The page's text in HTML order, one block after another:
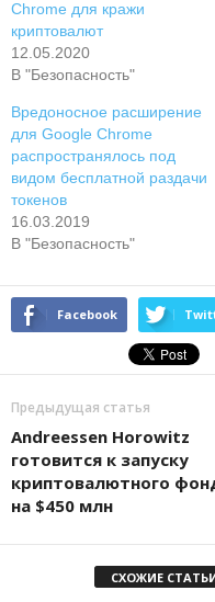
Chrome для кражи
криптовалют
12.05.2020
В "Безопасность"
Вредоносное расширение
для Google Chrome
распространялось под
видом бесплатной раздачи
токенов
16.03.2019
В "Безопасность"
Facebook
Предыдущая статья
Andreessen Horowitz
готовится к запуску
криптовалютного
на $450 млн
СХОЖИЕ